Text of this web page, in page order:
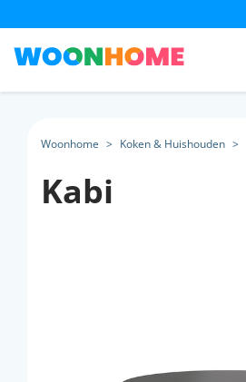
Woonhome > Koken & Huishouden >
Kabi